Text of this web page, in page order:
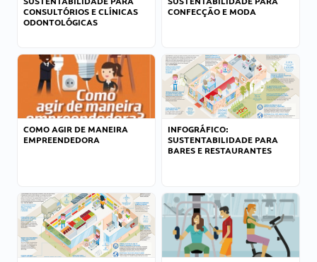
CONSULTÓRIOS E CLÍNICAS
ODONTOLÓGICAS
CONFECÇÃO E MODA
COMO AGIR DE MANEIRA
EMPREENDEDORA
INFOGRÁFICO:
SUSTENTABILIDADE PARA
BARES E RESTAURANTES